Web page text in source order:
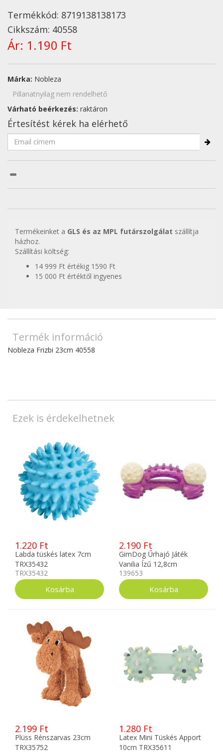
Termékkód: 8719138138173
Cikkszám: 40558
Ár: 1.190 Ft
Márka: Nobleza
Pillanatnyilag nem rendelhető
Várható beérkezés: raktáron
Értesítést kérek ha elérhető
Termékeinket a GLS és az MPL futárszolgálat szállítja
házhoz.
Szállítási költség:
14 999 Ft értékig 1590 Ft
15 000 Ft értéktől ingyenes
Termék információ
Nobleza Frizbi 23cm 40558
Ezek is érdekelhetnek
1.220 Ft
Labda tüskés latex 7cm
TRX35432
TRX35432
2.190 Ft
GimDog Űrhajó Játék
Vanilia Ízű 12,8cm
139653
2.199 Ft
Plüss Rénszarvas 23cm
TRX35752
1.280 Ft
Latex Mini Tüskés Apport
10cm TRX35611